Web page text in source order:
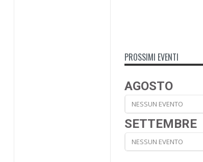
PROSSIMI EVENTI
AGOSTO
NESSUN EVENTO
SETTEMBRE
NESSUN EVENTO